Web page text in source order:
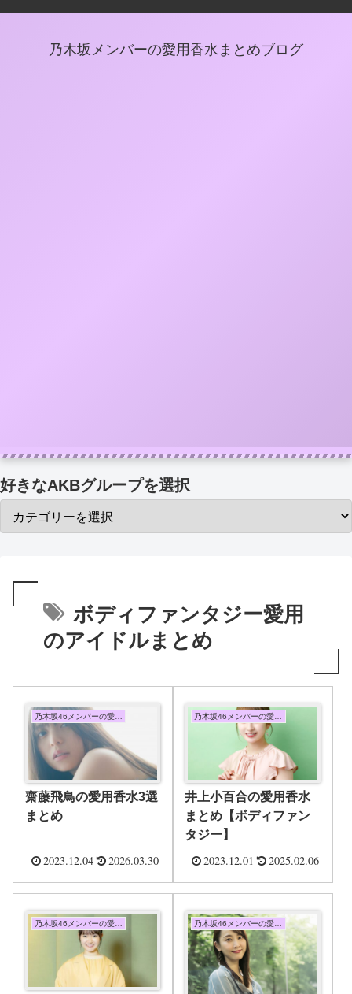
乃木坂メンバーの愛用香水まとめブログ
好きなAKBグループを選択
ボディファンタジー愛用
のアイドルまとめ
乃木坂46メンバーの愛用香水まとめ
齋藤飛鳥の愛用香水3選
まとめ
2023.12.04 2026.03.30
乃木坂46メンバーの愛用香水まとめ
井上小百合の愛用香水
まとめ【ボディファン
タジー】
2023.12.01 2025.02.06
乃木坂46メンバーの愛用香水まとめ 乃木坂46メンバーの愛用香水まとめ